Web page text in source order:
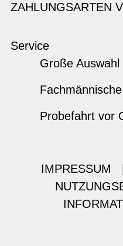
ZAHLUNGSARTEN
Service
Große
Probefahrt vor
IMPRESSUM